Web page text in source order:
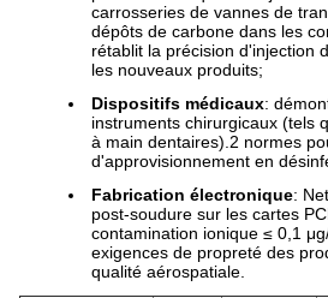
carrosseries de vannes de
dépôts de carbone dans les
rétablit la précision d'injection
les nouveaux produits;
Dispositifs médicaux:
instruments chirurgicaux (tels
à main dentaires).2 normes
d'approvisionnement en
Fabrication électronique:
post-soudure sur les cartes
contamination ionique ≤ 0,1
exigences de propreté des
qualité aérospatiale.